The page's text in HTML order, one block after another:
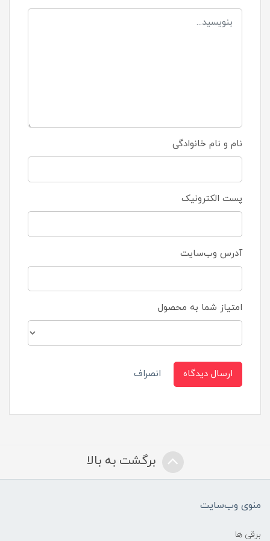
نام و نام خانوادگی
پست الکترونیک
آدرس وب‌سایت
امتیاز شما به محصول
ارسال دیدگاه انصراف
برگشت به بالا
منوی وب‌سایت
برقی ها